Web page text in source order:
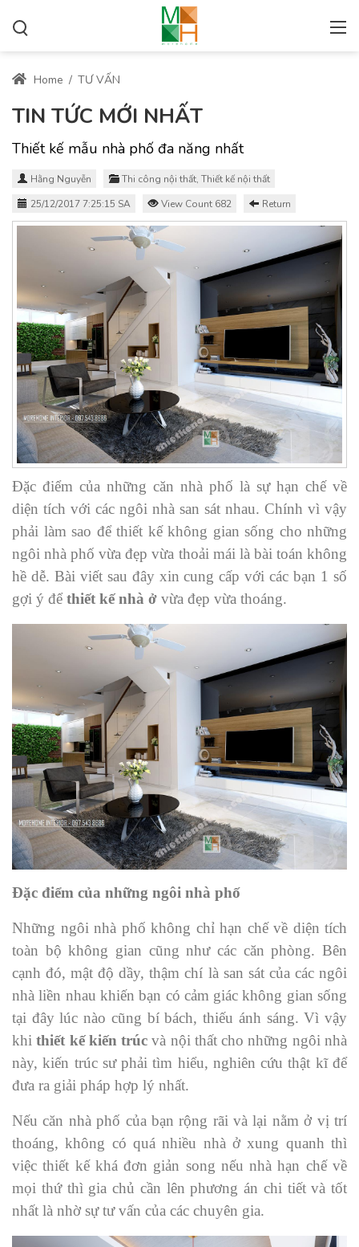
Home / TƯ VẤN
TIN TỨC MỚI NHẤT
Thiết kế mẫu nhà phố đa năng nhất
Hằng Nguyễn Thi công nội thất, Thiết kế nội thất
25/12/2017 7:25:15 SA
View Count 682 Return
Đặc điểm của những căn nhà phố là sự hạn chế về
diện tích với các ngôi nhà san sát nhau. Chính vì vậy
phải làm sao để thiết kế không gian sống cho những
ngôi nhà phố vừa đẹp vừa thoải mái là bài toán không
hề dễ. Bài viết sau đây xin cung cấp với các bạn 1 số
gợi ý đểthiết kế nhà ở vừa đẹp vừa thoáng.
Đặc điểm của những ngôi nhà phố
Những ngôi nhà phố không chỉ hạn chế về diện tích
toàn bộ không gian cũng như các căn phòng. Bên
cạnh đó, mật độ dầy, thậm chí là san sát của các ngôi
nhà liền nhau khiến bạn có cảm giác không gian sống
tại đây lúc nào cũng bí bách, thiếu ánh sáng. Vì vậy
khithiết kế kiến trúc và nội thất cho những ngôi nhà
này, kiến trúc sư phải tìm hiểu, nghiên cứu thật kĩ để
đưa ra giải pháp hợp lý nhất.
Nếu căn nhà phố của bạn rộng rãi và lại nằm ở vị trí
thoáng, không có quá nhiều nhà ở xung quanh thì
việc thiết kế khá đơn giản song nếu nhà hạn chế về
mọi thứ thì gia chủ cần lên phương án chi tiết và tốt
nhất là nhờ sự tư vấn của các chuyên gia.